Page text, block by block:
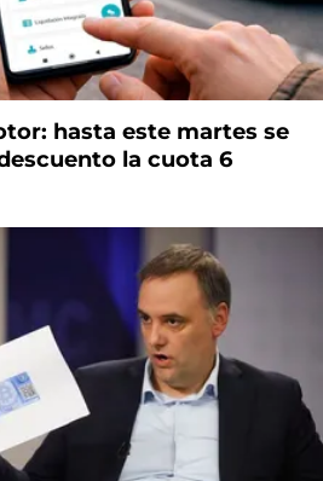
hasta este martes se
la cuota 6